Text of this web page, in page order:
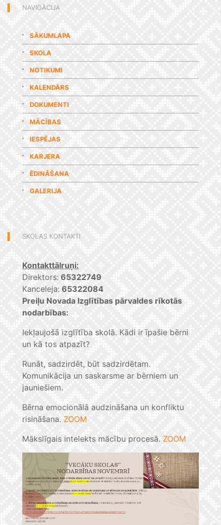
NAVIGĀCIJA
SĀKUMLAPA
SKOLA
NOTIKUMI
KALENDĀRS
DOKUMENTI
MĀCĪBAS
IESPĒJAS
KARJERA
ĒDINĀŠANA
GALERIJA
SKOLAS KONTAKTI
Kontakttālruņi:
Direktors: 65322749
Kanceleja: 65322084
Preiļu Novada Izglītības pārvaldes rīkotās
nodarbības:
Iekļaujošā izglītība skolā. Kādi ir īpašie bērni
un kā tos atpazīt?
Runāt, sadzirdēt, būt sadzirdētam.
Komunikācija un saskarsme ar bērniem un
jauniešiem.
Bērna emocionālā audzināšana un konfliktu
risināšana. ZOOM
Mākslīgais intelekts mācību procesā. ZOOM